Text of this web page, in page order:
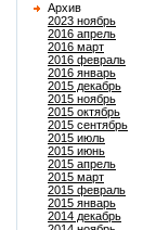
Архив
2023 ноябрь
2016 апрель
2016 март
2016 февраль
2016 январь
2015 декабрь
2015 ноябрь
2015 октябрь
2015 сентябрь
2015 июль
2015 июнь
2015 апрель
2015 март
2015 февраль
2015 январь
2014 декабрь